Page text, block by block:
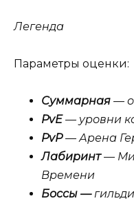
Легенда
Параметры оценки:
Суммарная —
PvE— уровни
PvP— Арена
Лабиринт—
Времени
Боссы —